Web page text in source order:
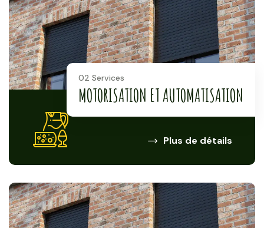
Plus de détails
02 Services
MOTORISATION ET AUTOMATISATION